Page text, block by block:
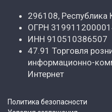
296108,
ОГРН
ИНН 910510386507
47.91 Торговля
информационно-
Интернет
Политика безопасности